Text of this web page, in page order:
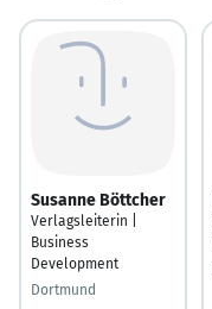
Susanne Böttcher
Verlagsleiterin |
Business
Development
Dortmund